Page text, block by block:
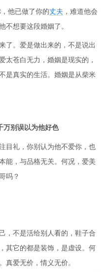
他已做了你的丈夫 ，难道他会
不想要这段婚姻了。
了。爱是做出来的，不是说出
太苍白无力，婚姻是现实的，
是真实的生活。婚姻是从柴米
万别误以为他好色
目礼，你别认为他不爱你，也
能，与品格无关。何况，爱美
吗？
，不是活给别人看的，鞋子合
其它的都是装饰，是虚设。何
真爱无价，情义无价。